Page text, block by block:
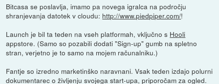
Bitcasa se poslavlja, imamo pa novega igralca na področju
shranjevanja datotek v cloudu: http://www.piedpiper.com/!
Launch je bil ta teden na vseh platformah, vključno s Hooli
appstore. (Samo so pozabili dodati "Sign-up" gumb na spletno
stran, verjetno je to samo na mojem računalniku.)
Fantje so izredno marketinško naravnani. Vsak teden izdajo polurni
dokumentarec o življenju svojega start-upa, priporočam za ogled.